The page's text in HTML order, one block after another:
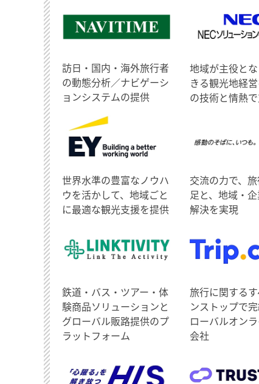
訪日・国内・海外旅行者
の動態分析／ナビゲーシ
ョンシステムの提供
地域が主役と
きる観光地経
の技術と情熱
世界水準の豊富なノウハ
ウを活かして、地域ごと
に最適な観光支援を提供
交流の力で、
足と、地域・
解決を実現
鉄道・バス・ツアー・体
験商品ソリューションと
グローバル販路提供のプ
ラットフォーム
旅行に関する
ンストップで
ローバルオン
会社